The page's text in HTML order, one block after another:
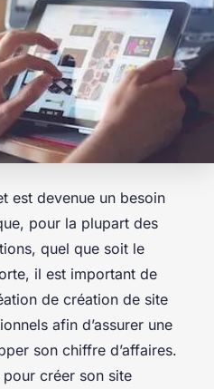
est devenue un besoin
pour la plupart des
quel que soit le
il est important de
de création de site
afin d’assurer une
son chiffre d’affaires.
créer son site